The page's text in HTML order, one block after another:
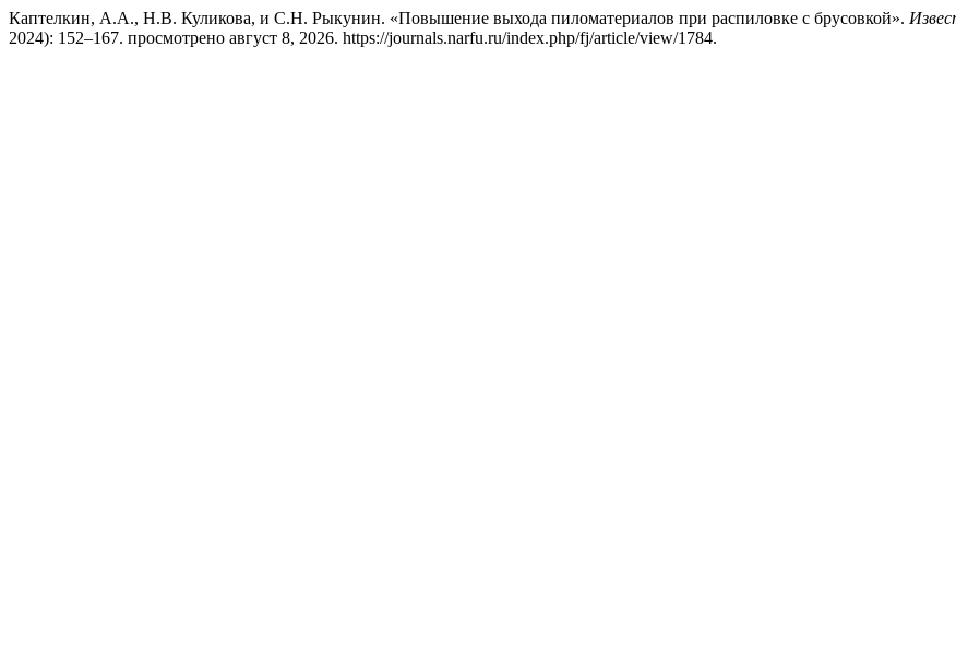
Каптелкин, А.А., Н.В. Куликова, и С.Н. Рыкунин. «Повышение выхода пиломатериалов при распиловке с брусовкой».
2024): 152–167. просмотрено август 8, 2026. https://journals.narfu.ru/index.php/fj/article/view/1784.